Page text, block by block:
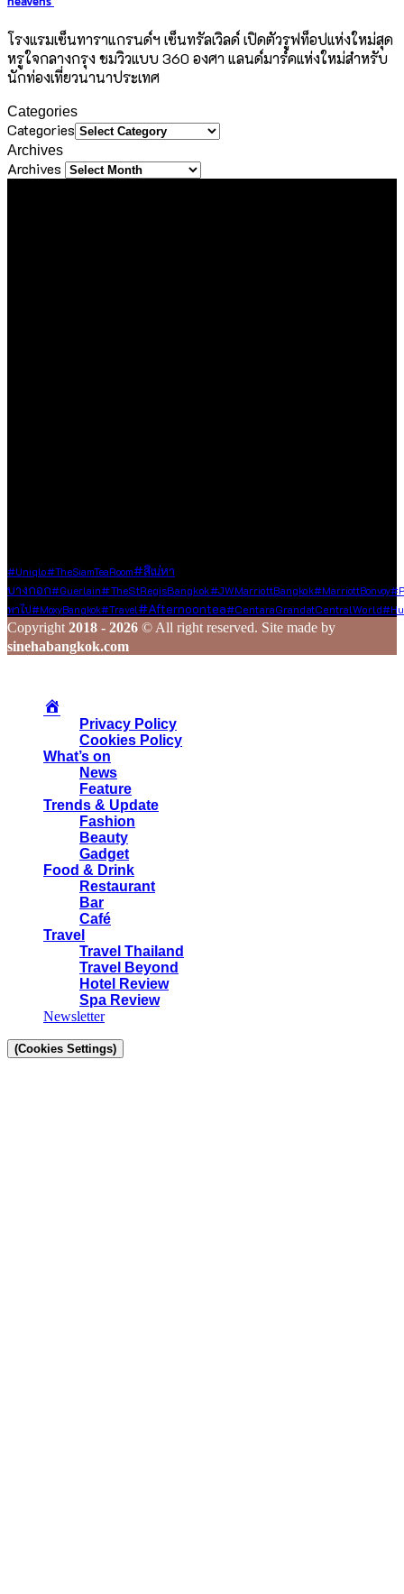
โรงแรมเซ็นทาราแกรนด์ฯ เซ็นทรัลเวิลด์ เปิดตัวรูฟท็อปแห่งใหม่สุด
หรูใจกลางกรุง ชมวิวแบบ 360 องศา แลนด์มาร์คแห่งใหม่สำหรับ
นักท่องเที่ยวนานาประเทศ
Categories
Categories
Archives
Archives
#Uniqlo#TheSiamTeaRoom#สิเน่หา
บางกอก#Guerlain#TheStRegisBangkok#JWMarriottBangkok#MarriottBonvoy
พาไป#MoxyBangkok#Travel#afternoontea#CentaraGrandatCentralWorld
Copyright 2018 - 2026 © All right reserved. Site made by
sinehabangkok.com
Privacy Policy
Cookies Policy
What’s on
News
Feature
Trends & Update
Fashion
Beauty
Gadget
Food & Drink
Restaurant
Bar
Café
Travel
Travel Thailand
Travel Beyond
Hotel Review
Spa Review
Newsletter
(Cookies Settings)